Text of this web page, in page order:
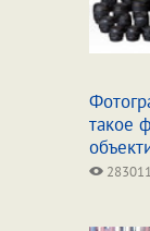
такое
283011